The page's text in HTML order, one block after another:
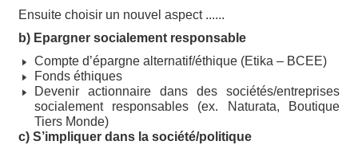
Ensuite choisir un nouvel aspect ......
b) Epargner socialement responsable
Compte d’épargne alternatif/éthique (Etika – BCEE)
Fonds éthiques
Devenir actionnaire dans des sociétés/entreprises
socialement responsables (ex. Naturata, Boutique
Tiers Monde)
c) S’impliquer dans la société/politique